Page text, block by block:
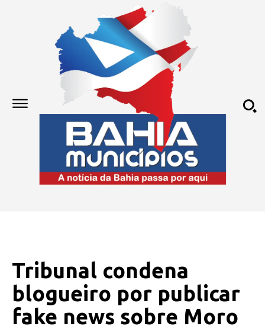
Tribunal condena
blogueiro por publicar
fake news sobre Moro